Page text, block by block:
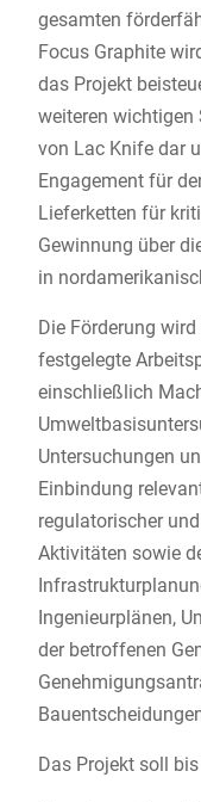
gesamten
Focus Graphite
das Projekt
weiteren wichtigen
von Lac Knife dar
Engagement für
Lieferketten für
Gewinnung über
in
Die Förderung
festgelegte
einschließlich
Untersuchungen
Einbindung
regulatorischer
Aktivitäten sowie
Ingenieurplänen,
der betroffenen
Das Projekt soll